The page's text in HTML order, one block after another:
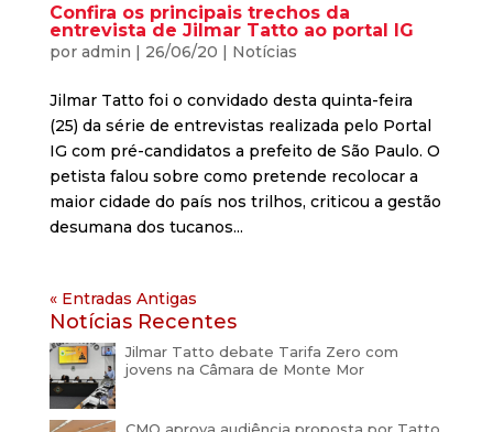
Confira os principais trechos da
entrevista de Jilmar Tatto ao portal IG
por admin | 26/06/20 | Notícias
Jilmar Tatto foi o convidado desta quinta-feira
(25) da série de entrevistas realizada pelo Portal
IG com pré-candidatos a prefeito de São Paulo. O
petista falou sobre como pretende recolocar a
maior cidade do país nos trilhos, criticou a gestão
desumana dos tucanos...
« Entradas Antigas
Notícias Recentes
Jilmar Tatto debate Tarifa Zero com
jovens na Câmara de Monte Mor
CMO aprova audiência proposta por Tatto